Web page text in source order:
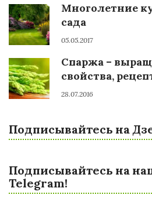
Многолетние
сада
05.05.2017
Спаржа –
свойства,
28.07.2016
Подписывайтесь на
Подписывайтесь на
Telegram!